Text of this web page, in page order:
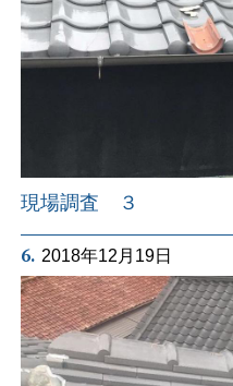
現場調査 ３
6. 2018年12月19日